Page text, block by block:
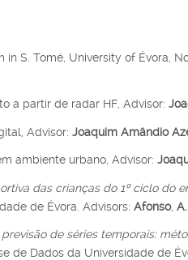
S. Tomé, University of Évora,
a partir de radar HF, Advisor:
Advisor: Joaquim Amândio
ambiente urbano, Advisor:
das crianças do 1º ciclo do
de Évora. Advisors: Afonso, A.
de séries temporais:
de Dados da Universidade de